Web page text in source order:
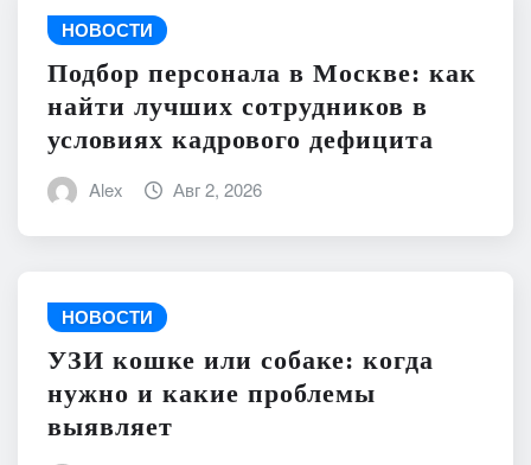
НОВОСТИ
Подбор персонала в Москве: как
найти лучших сотрудников в
условиях кадрового дефицита
Alex Авг 2, 2026
НОВОСТИ
УЗИ кошке или собаке: когда
нужно и какие проблемы
выявляет